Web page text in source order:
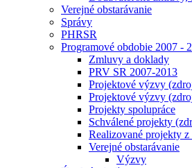
Verejné obstarávanie
Správy
PHRSR
Programové obdobie 2007 -
Zmluvy a doklady
PRV SR 2007-2013
Projektové výzvy
Projektové výzvy
Projekty spolupráce
Schválené projekty
Realizované projekty z
Verejné obstarávanie
Výzvy